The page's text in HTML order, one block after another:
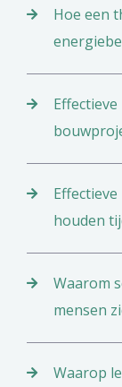
Hoe een
houden
Waarom
mensen
Waarop